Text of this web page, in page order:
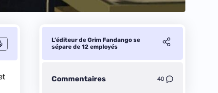
L’éditeur de Grim Fandango se
sépare de 12 employés
Commentaires 40